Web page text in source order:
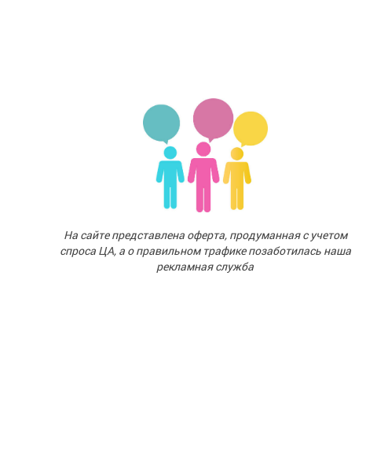
На сайте представлена оферта, продуманная с учетом
спроса ЦА, а о правильном трафике позаботилась наша
рекламная служба